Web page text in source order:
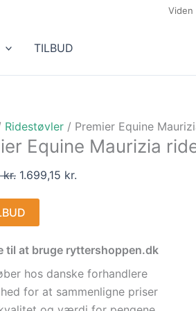
Viden
TILBUD
Ridestøvler / Premier Equine
Equine Maurizia
kr.
pris
1.699,15 kr.
til at bruge ryttershoppen.dk
hos danske forhandlere
for at sammenligne priser